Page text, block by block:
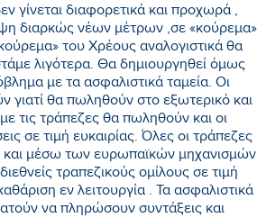
γίνεται διαφορετικά και προχωρά ,
διαρκώς νέων μέτρων ,σε «κούρεμα»
του Χρέους αναλογιστικά θα
λιγότερα. Θα δημιουργηθεί όμως
με τα ασφαλιστικά ταμεία. Οι
γιατί θα πωληθούν στο εξωτερικό και
τις τράπεζες θα πωληθούν και οι
σε τιμή ευκαιρίας. Όλες οι τράπεζες
και μέσω των ευρωπαϊκών μηχανισμών
τραπεζικούς ομίλους σε τιμή
εν λειτουργία . Τα ασφαλιστικά
να πληρώσουν συντάξεις και